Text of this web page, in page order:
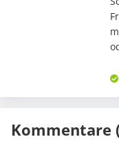
Kommentare